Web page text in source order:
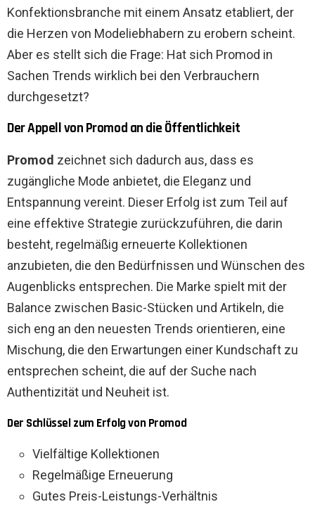
Konfektionsbranche mit einem Ansatz etabliert, der
die Herzen von Modeliebhabern zu erobern scheint.
Aber es stellt sich die Frage: Hat sich Promod in
Sachen Trends wirklich bei den Verbrauchern
durchgesetzt?
Der Appell von Promod an die Öffentlichkeit
Promod zeichnet sich dadurch aus, dass es
zugängliche Mode anbietet, die Eleganz und
Entspannung vereint. Dieser Erfolg ist zum Teil auf
eine effektive Strategie zurückzuführen, die darin
besteht, regelmäßig erneuerte Kollektionen
anzubieten, die den Bedürfnissen und Wünschen des
Augenblicks entsprechen. Die Marke spielt mit der
Balance zwischen Basic-Stücken und Artikeln, die
sich eng an den neuesten Trends orientieren, eine
Mischung, die den Erwartungen einer Kundschaft zu
entsprechen scheint, die auf der Suche nach
Authentizität und Neuheit ist.
Der Schlüssel zum Erfolg von Promod
Vielfältige Kollektionen
Regelmäßige Erneuerung
Gutes Preis-Leistungs-Verhältnis